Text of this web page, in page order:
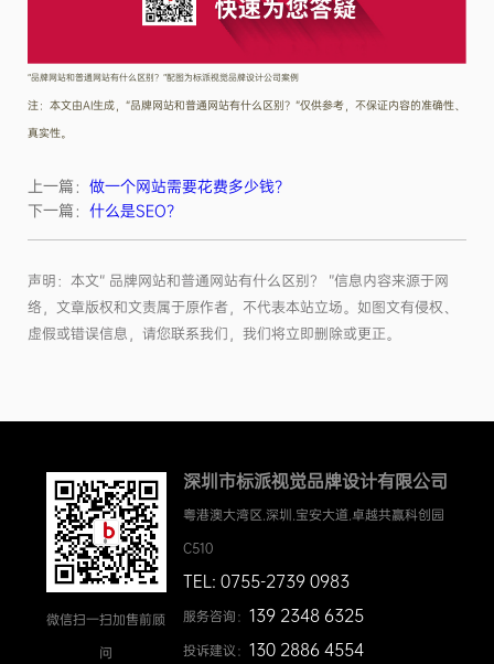
“品牌网站和普通网站有什么区别？”配图为标派视觉品牌设计公司案例
注：本文由AI生成，“品牌网站和普通网站有什么区别？”仅供参考，不保证内容的准确性、
真实性。
上一篇： 做一个网站需要花费多少钱？
下一篇： 什么是SEO？
声明：本文“ 品牌网站和普通网站有什么区别？ ”信息内容来源于网
络，文章版权和文责属于原作者，不代表本站立场。如图文有侵权、
虚假或错误信息，请您联系我们，我们将立即删除或更正。
微信扫一扫加售前顾
问
深圳市标派视觉品牌设计有限公司
粤港澳大湾区.深圳.宝安大道.卓越共赢科创园
C510
TEL: 0755-2739 0983
服务咨询： 139 2348 6325
投诉建议： 130 2886 4554